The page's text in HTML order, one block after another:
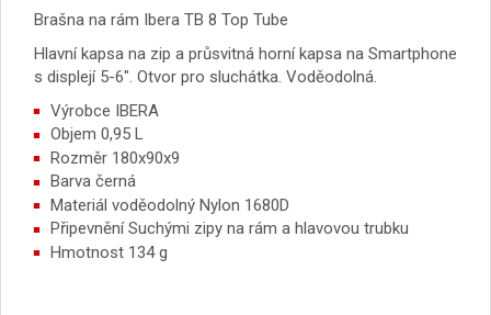
Brašna na rám Ibera TB 8 Top Tube
Hlavní kapsa na zip a průsvitná horní kapsa na Smartphone
s displejí 5-6″. Otvor pro sluchátka. Voděodolná.
Výrobce IBERA
Objem 0,95 L
Rozměr 180x90x9
Barva černá
Materiál voděodolný Nylon 1680D
Připevnění Suchými zipy na rám a hlavovou trubku
Hmotnost 134 g